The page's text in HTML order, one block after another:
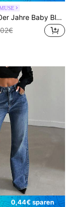
EURMUSE 90er Jahre Baby Blau Hohe Taille Push-up Weite Beinhose Jeans
0,44€ sparen